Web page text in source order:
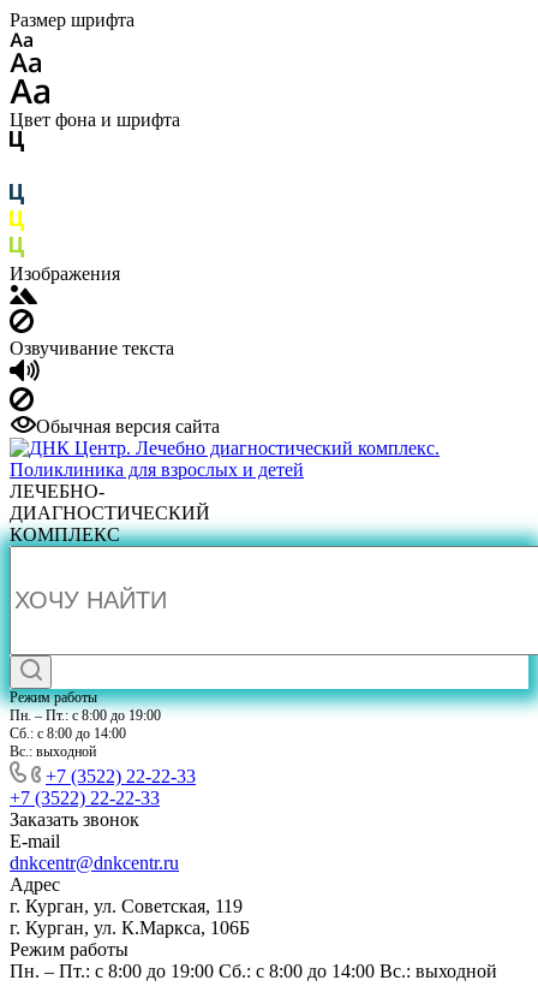
Размер шрифта
Цвет фона и шрифта
Изображения
Озвучивание текста
Обычная версия сайта
ЛЕЧЕБНО-
ДИАГНОСТИЧЕСКИЙ
КОМПЛЕКС
Режим работы
Пн. – Пт.: с 8:00 до 19:00
Сб.: с 8:00 до 14:00
Вс.: выходной
+7 (3522) 22-22-33
+7 (3522) 22-22-33
Заказать звонок
E-mail
dnkcentr@dnkcentr.ru
Адрес
г. Курган, ул. Советская, 119
г. Курган, ул. К.Маркса, 106Б
Режим работы
Пн. – Пт.: с 8:00 до 19:00 Сб.: с 8:00 до 14:00 Вс.: выходной